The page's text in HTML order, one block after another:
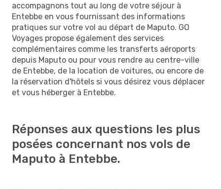
accompagnons tout au long de votre séjour à
Entebbe en vous fournissant des informations
pratiques sur votre vol au départ de Maputo. GO
Voyages propose également des services
complémentaires comme les transferts aéroports
depuis Maputo ou pour vous rendre au centre-ville
de Entebbe, de la location de voitures, ou encore de
la réservation d'hôtels si vous désirez vous déplacer
et vous héberger à Entebbe.
Réponses aux questions les plus
posées concernant nos vols de
Maputo à Entebbe.